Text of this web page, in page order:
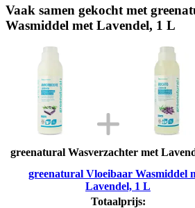
Vaak samen gekocht met
Wasmiddel met Lavendel, 1 L
greenatural Wasverzachter met
greenatural Vloeibaar Wasmiddel
Lavendel, 1 L
Totaalprijs: